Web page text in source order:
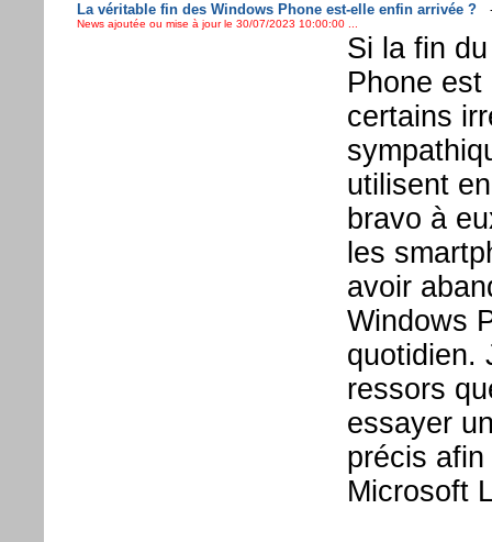
La véritable fin des Windows Phone est-elle enfin arrivée ?
News ajoutée ou mise à jour le 30/07/2023 10:00:00 ...
Si la fin
Phone
certains
utilisent
bravo à
les
avoir
Windows
quotidien.
ressors
essayer
précis
Microsoft